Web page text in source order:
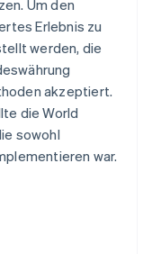
Um den
Erlebnis zu
werden, die
akzeptiert.
die World
sowohl
war.